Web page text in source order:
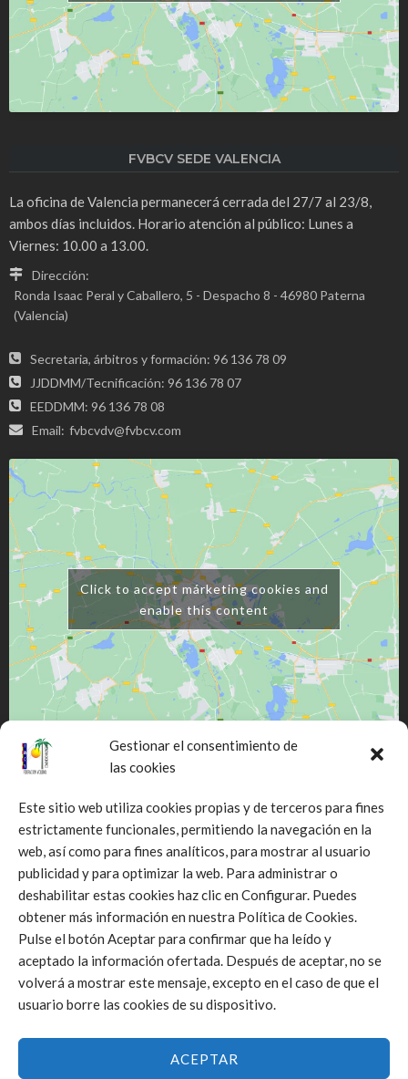
Gestionar el consentimiento de
las cookies
Este sitio web utiliza cookies propias y de terceros para fines
estrictamente funcionales, permitiendo la navegación en la
web, así como para fines analíticos, para mostrar al usuario
publicidad y para optimizar la web. Para administrar o
deshabilitar estas cookies haz clic en Configurar. Puedes
obtener más información en nuestra Política de Cookies.
Pulse el botón Aceptar para confirmar que ha leído y
aceptado la información ofertada. Después de aceptar, no se
volverá a mostrar este mensaje, excepto en el caso de que el
usuario borre las cookies de su dispositivo.
ACEPTAR
FVBCV SEDE VALENCIA
La oficina de Valencia permanecerá cerrada del 27/7 al 23/8,
ambos días incluidos. Horario atención al público: Lunes a
Viernes: 10.00 a 13.00.
Dirección:
Ronda Isaac Peral y Caballero, 5 - Despacho 8 - 46980 Paterna
(Valencia)
Secretaria, árbitros y formación: 96 136 78 09
JJDDMM/Tecnificación: 96 136 78 07
EEDDMM: 96 136 78 08
Email: fvbcvdv@fvbcv.com
Click to accept márketing cookies and
enable this content
Click to accept márketing cookies and
enable this content